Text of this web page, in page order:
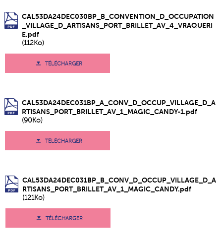
CAL53DA24DEC030BP_B_CONVENTION_D_OCCUPATION
_VILLAGE_D_ARTISANS_PORT_BRILLET_AV_4_VRAQUERI
E.pdf
(112Ko)
TÉLÉCHARGER
CAL53DA24DEC031BP_A_CONV_D_OCCUP_VILLAGE_D_A
RTISANS_PORT_BRILLET_AV_1_MAGIC_CANDY-1.pdf
(90Ko)
TÉLÉCHARGER
CAL53DA24DEC031BP_B_CONV_D_OCCUP_VILLAGE_D_A
RTISANS_PORT_BRILLET_AV_1_MAGIC_CANDY.pdf
(121Ko)
TÉLÉCHARGER